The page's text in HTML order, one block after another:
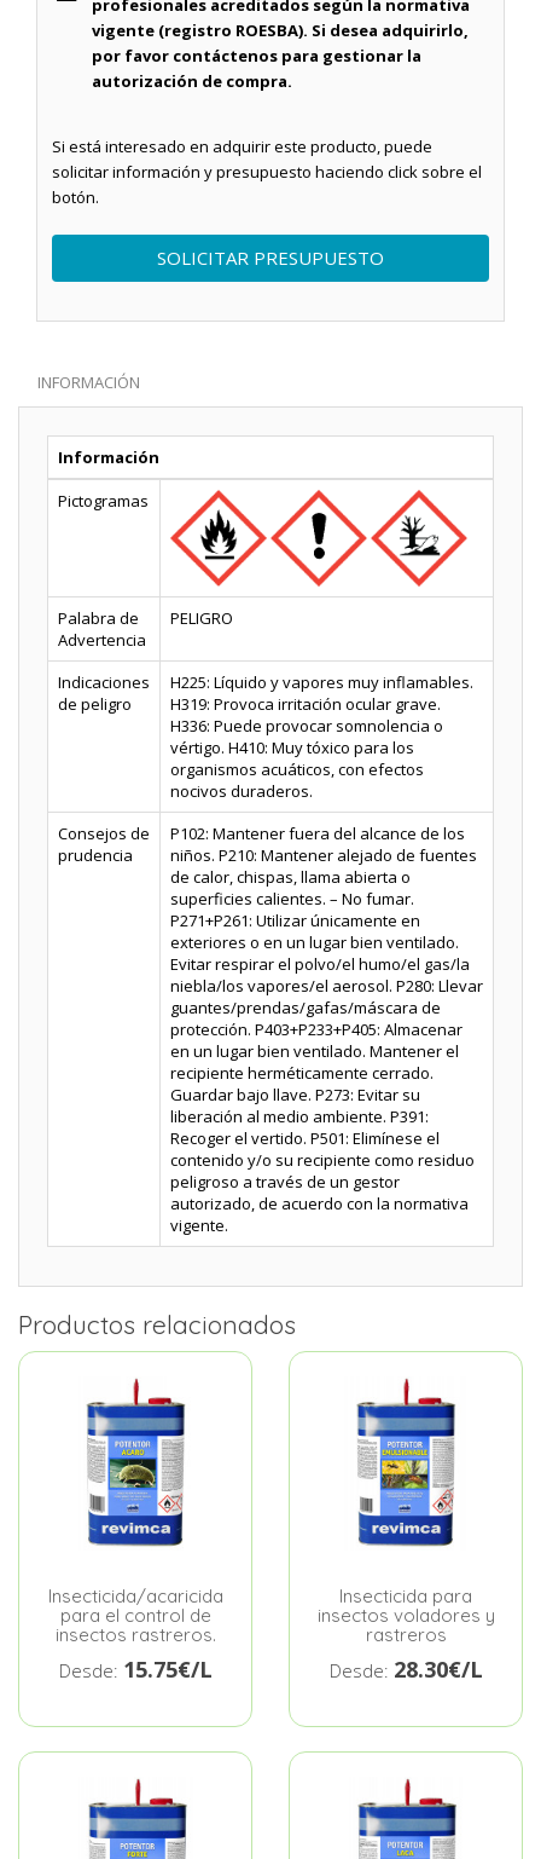
profesionales acreditados según la normativa
vigente (registro ROESBA). Si desea adquirirlo,
por favor contáctenos para gestionar la
autorización de compra.
Si está interesado en adquirir este producto, puede
solicitar información y presupuesto haciendo click sobre el
botón.
SOLICITAR PRESUPUESTO
INFORMACIÓN
Información
Pictogramas
Palabra de
Advertencia
PELIGRO
Indicaciones
de peligro
H225: Líquido y vapores muy inflamables.
H319: Provoca irritación ocular grave.
H336: Puede provocar somnolencia o
vértigo. H410: Muy tóxico para los
organismos acuáticos, con efectos
nocivos duraderos.
Consejos de
prudencia
P102: Mantener fuera del alcance de los
niños. P210: Mantener alejado de fuentes
de calor, chispas, llama abierta o
superficies calientes. – No fumar.
P271+P261: Utilizar únicamente en
exteriores o en un lugar bien ventilado.
Evitar respirar el polvo/el humo/el gas/la
niebla/los vapores/el aerosol. P280: Llevar
guantes/prendas/gafas/máscara de
protección. P403+P233+P405: Almacenar
en un lugar bien ventilado. Mantener el
recipiente herméticamente cerrado.
Guardar bajo llave. P273: Evitar su
liberación al medio ambiente. P391:
Recoger el vertido. P501: Elimínese el
contenido y/o su recipiente como residuo
peligroso a través de un gestor
autorizado, de acuerdo con la normativa
vigente.
Productos relacionados
Insecticida/acaricida
para el control de
insectos rastreros.
Desde: 15.75€/L
Insecticida para
insectos voladores y
rastreros
Desde: 28.30€/L